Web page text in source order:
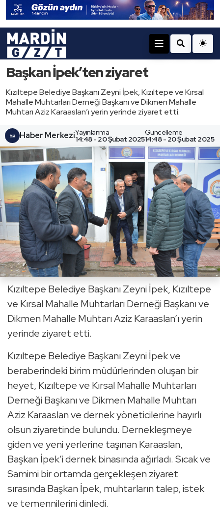
Başkan İpek’ten ziyaret
Kızıltepe Belediye Başkanı Zeyni İpek, Kızıltepe ve Kırsal
Mahalle Muhtarları Derneği Başkanı ve Dikmen Mahalle
Muhtarı Aziz Karaaslan’ı yerin yerinde ziyaret etti.
Haber MerkeziYayınlanma
14:48 - 20 Şubat 2025
Güncelleme
14:48 - 20 Şubat 2025
Kızıltepe Belediye Başkanı Zeyni İpek, Kızıltepe
ve Kırsal Mahalle Muhtarları Derneği Başkanı ve
Dikmen Mahalle Muhtarı Aziz Karaaslan’ı yerin
yerinde ziyaret etti.
Kızıltepe Belediye Başkanı Zeyni İpek ve
beraberindeki birim müdürlerinden oluşan bir
heyet, Kızıltepe ve Kırsal Mahalle Muhtarları
Derneği Başkanı ve Dikmen Mahalle Muhtarı
Aziz Karaaslan ve dernek yöneticilerine hayırlı
olsun ziyaretinde bulundu. Dernekleşmeye
giden ve yeni yerlerine taşınan Karaaslan,
Başkan İpek’i dernek binasında ağırladı. Sıcak ve
Samimi bir ortamda gerçekleşen ziyaret
sırasında Başkan İpek, muhtarların talep, istek
ve temennilerini dinledi.